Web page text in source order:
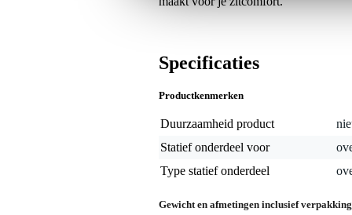
Specificaties
Productkenmerken
Duurzaamheid product
Statief onderdeel voor
Type statief onderdeel
Gewicht en afmetingen inclusief verpakking